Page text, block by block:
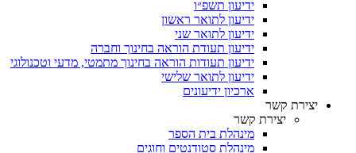
ידיעון תשפ״ו
ידיעון לתואר ראשון
ידיעון לתואר שני
ידיעון תעודת הוראה בחינוך וחברה
ידיעון תעודות הוראה בחינוך מתמטי, מדעי וטכנולוגי
ידיעון לתואר שלישי
ארכיון ידיעונים
יצירת קשר
יצירת קשר
מינהלת בית הספר
מינהלת סטודנטים וחוגים